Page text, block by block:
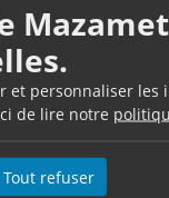
et personnaliser
de lire notre
Tout refuser
procurations à
bureau de vote